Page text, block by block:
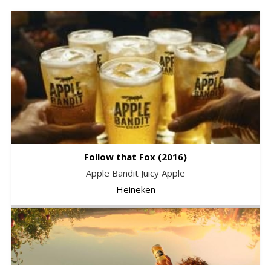
Follow that Fox (2016)
Apple Bandit Juicy Apple
Heineken